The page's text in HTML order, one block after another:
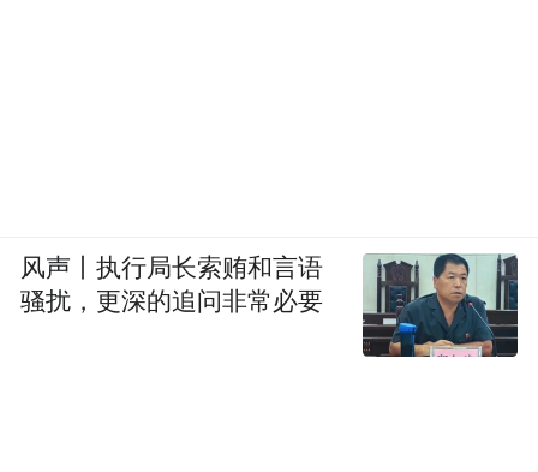
风声丨执行局长索贿和言语
骚扰，更深的追问非常必要